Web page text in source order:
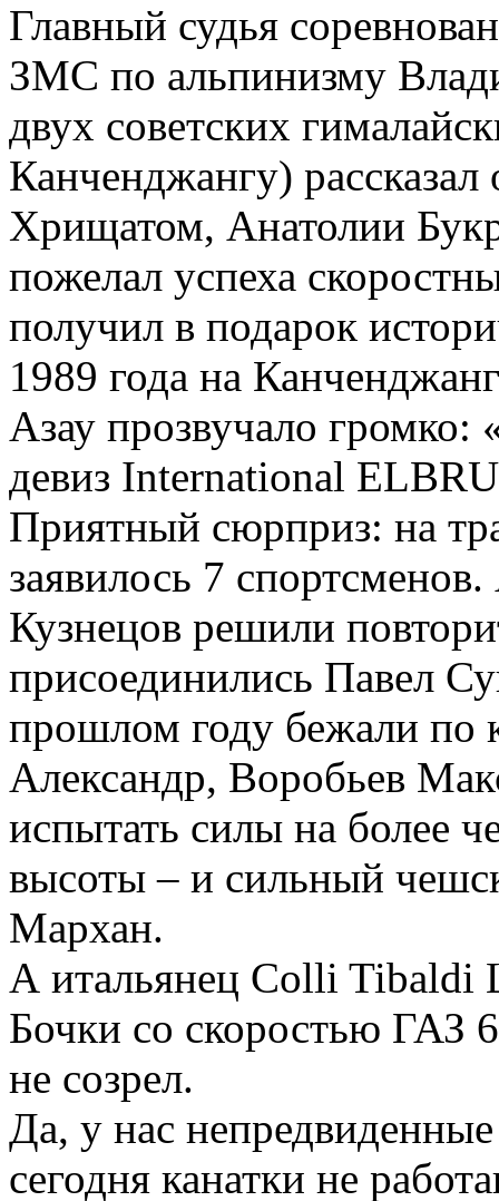
Главный судья
ЗМС по альпинизму
двух советских
Канченджангу) рассказал
Хрищатом, Анатолии
пожелал успеха
получил в подарок
1989 года на
Азау прозвучало
девиз International
Приятный сюрприз: на
заявилось 7
Кузнецов решили
присоединились Павел
прошлом году бежали по
Александр, Воробьев
испытать силы на более
высоты – и сильный
Мархан.
А итальянец Colli Tibaldi
Бочки со скоростью ГАЗ
не созрел.
Да, у нас непредвиденные
сегодня канатки не